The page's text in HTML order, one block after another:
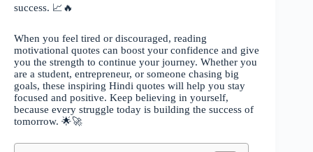
success. 📈🔥
When you feel tired or discouraged, reading
motivational quotes can boost your confidence and give
you the strength to continue your journey. Whether you
are a student, entrepreneur, or someone chasing big
goals, these inspiring Hindi quotes will help you stay
focused and positive. Keep believing in yourself,
because every struggle today is building the success of
tomorrow. 🌟🚀